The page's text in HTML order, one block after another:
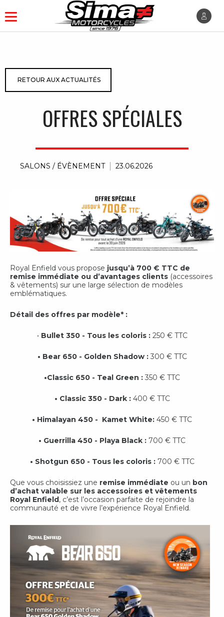
RETOUR AUX ACTUALITÉS
OFFRES SPÉCIALES
SALONS / ÉVÈNEMENT 23.06.2026
Royal Enfield vous propose jusqu’à 700 € TTC de
remise immédiate ou d’avantages clients (accessoires
& vêtements) sur une large sélection de modèles
emblématiques.
Détail des offres par modèle* :
• Bullet 350 - Tous les coloris : 250 € TTC
• Bear 650 - Golden Shadow :300 € TTC
•Classic 650 - Teal Green : 350 € TTC
• Classic 350 - Dark :400 € TTC
• Himalayan 450 - Kamet White: 450 € TTC
• Guerrilla 450 - Playa Black : 700 € TTC
• Shotgun 650 - Tous les coloris :700 € TTC
Que vous choisissiez une remise immédiate ou un bon
d’achat valable sur les accessoires et vêtements
Royal Enfield, c’est l’occasion parfaite de rejoindre la
communauté et de vivre l’expérience Royal Enfield.